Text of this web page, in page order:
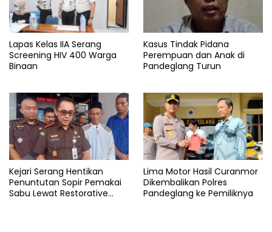
Lapas Kelas IIA Serang
Screening HIV 400 Warga
Binaan
Kasus Tindak Pidana
Perempuan dan Anak di
Pandeglang Turun
Kejari Serang Hentikan
Penuntutan Sopir Pemakai
Sabu Lewat Restorative
Lima Motor Hasil Curanmor
Dikembalikan Polres
Pandeglang ke Pemiliknya